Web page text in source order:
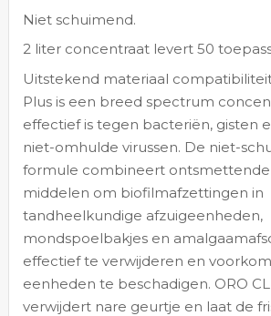
Niet schuimend.
2 liter concentraat levert 50
Uitstekend materiaal
Plus is een breed spectrum
effectief is tegen bacteriën, gisten
niet-omhulde virussen. De niet-
formule combineert
middelen om biofilmafzettingen in
tandheelkundige afzuigeenheden,
mondspoelbakjes en
effectief te verwijderen en
eenheden te beschadigen. ORO
verwijdert nare geurtje en laat de